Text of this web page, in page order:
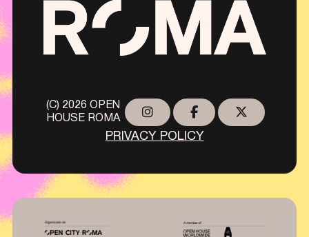
(C) 2026 OPEN
HOUSE ROMA
PRIVACY POLICY